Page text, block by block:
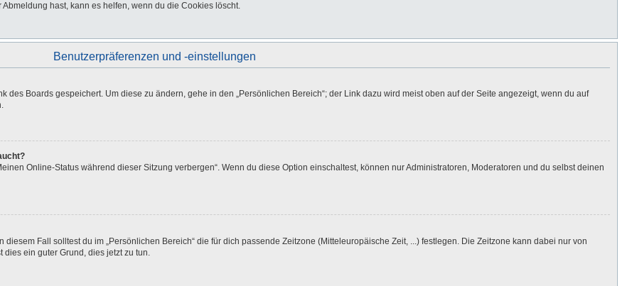
hast, kann es helfen, wenn du die Cookies löscht.
Benutzerpräferenzen und -einstellungen
Boards gespeichert. Um diese zu ändern, gehe in den „Persönlichen Bereich“; der Link dazu wird meist oben auf der Seite angezeigt, wenn du auf
Online-Status während dieser Sitzung verbergen“. Wenn du diese Option einschaltest, können nur Administratoren, Moderatoren und du selbst deinen
Fall solltest du im „Persönlichen Bereich“ die für dich passende Zeitzone (Mitteleuropäische Zeit, ...) festlegen. Die Zeitzone kann dabei nur von
ein guter Grund, dies jetzt zu tun.